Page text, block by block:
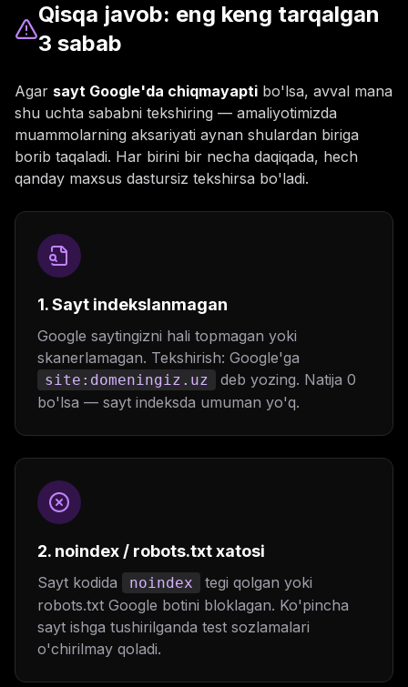
Qisqa javob: eng keng tarqalgan
3 sabab
Agar sayt Google'da chiqmayapti bo'lsa, avval mana
shu uchta sababni tekshiring — amaliyotimizda
muammolarning aksariyati aynan shulardan biriga
borib taqaladi. Har birini bir necha daqiqada, hech
qanday maxsus dastursiz tekshirsa bo'ladi.
1. Sayt indekslanmagan
Google saytingizni hali topmagan yoki
skanerlamagan. Tekshirish: Google'ga
site:domeningiz.uz
deb yozing. Natija 0
bo'lsa — sayt indeksda umuman yo'q.
2. noindex / robots.txt xatosi
Sayt kodida noindex
tegi qolgan yoki
robots.txt Google botini bloklagan. Ko'pincha
sayt ishga tushirilganda test sozlamalari
o'chirilmay qoladi.